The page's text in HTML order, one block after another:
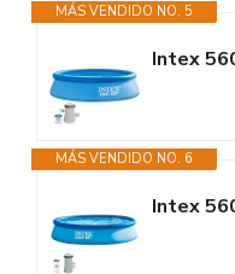
MÁS VENDIDO NO. 5
MÁS VENDIDO NO. 6